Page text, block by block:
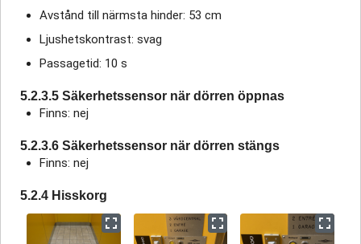
Avstånd till närmsta hinder: 53 cm
Ljushetskontrast: svag
Passagetid: 10 s
5.2.3.5 Säkerhetssensor när dörren öppnas
Finns: nej
5.2.3.6 Säkerhetssensor när dörren stängs
Finns: nej
5.2.4 Hisskorg